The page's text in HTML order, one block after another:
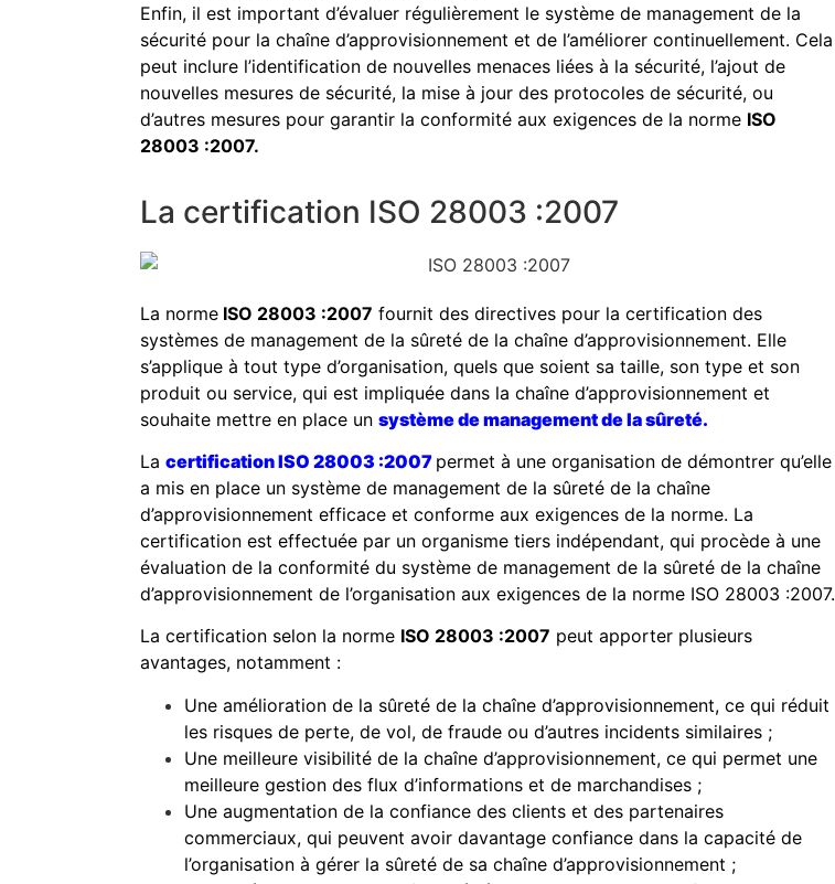
Enfin, il est important d’évaluer régulièrement le système de management de la
sécurité pour la chaîne d’approvisionnement et de l’améliorer continuellement. Cela
peut inclure l’identification de nouvelles menaces liées à la sécurité, l’ajout de
nouvelles mesures de sécurité, la mise à jour des protocoles de sécurité, ou
d’autres mesures pour garantir la conformité aux exigences de la norme ISO
28003 :2007.
La certification ISO 28003 :2007
La norme ISO 28003 :2007 fournit des directives pour la certification des
systèmes de management de la sûreté de la chaîne d’approvisionnement. Elle
s’applique à tout type d’organisation, quels que soient sa taille, son type et son
produit ou service, qui est impliquée dans la chaîne d’approvisionnement et
souhaite mettre en place un système de management de la sûreté.
La certification ISO 28003 :2007 permet à une organisation de démontrer qu’elle
a mis en place un système de management de la sûreté de la chaîne
d’approvisionnement efficace et conforme aux exigences de la norme. La
certification est effectuée par un organisme tiers indépendant, qui procède à une
évaluation de la conformité du système de management de la sûreté de la chaîne
d’approvisionnement de l’organisation aux exigences de la norme ISO 28003 :2007.
La certification selon la norme ISO 28003 :2007 peut apporter plusieurs
avantages, notamment :
Une amélioration de la sûreté de la chaîne d’approvisionnement, ce qui réduit
les risques de perte, de vol, de fraude ou d’autres incidents similaires ;
Une meilleure visibilité de la chaîne d’approvisionnement, ce qui permet une
meilleure gestion des flux d’informations et de marchandises ;
Une augmentation de la confiance des clients et des partenaires
commerciaux, qui peuvent avoir davantage confiance dans la capacité de
l’organisation à gérer la sûreté de sa chaîne d’approvisionnement ;